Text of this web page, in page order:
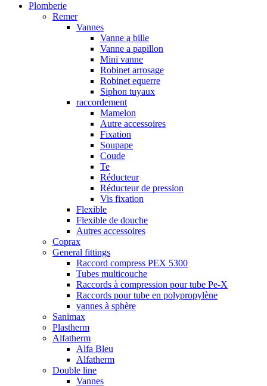
Plomberie
Remer
Vannes
Vanne a bille
Vanne a papillon
Mini vanne
Robinet arrosage
Robinet equerre
Siphon tuyaux
raccordement
Mamelon
Autre accessoires
Fixation
Soupape
Coude
Te
Réducteur
Réducteur de pression
Vis fixation
Flexible
Flexible de douche
Autres accessoires
Coprax
General fittings
Raccord compress PEX 5300
Tubes multicouche
Raccords à compression pour tube Pe-X
Raccords pour tube en polypropylène
vannes à sphère
Sanimax
Plastherm
Alfatherm
Alfa Bleu
Alfatherm
Double line
Vannes